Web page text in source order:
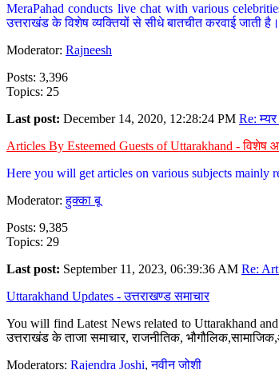
MeraPahad conducts live chat with various
उत्तराखंड के विशेष व्यक्तियों से सीधे बातचीत करवाई जाती
Moderator: Rajneesh
Posts: 3,396
Topics: 25
Last post: December 14, 2020, 12:28:24 PM Re: म्यर
Articles By Esteemed Guests of Uttarakhand - विशेष
Here you will get articles on various subjects mainly
Moderator:हुक्का बू
Posts: 9,385
Topics: 29
Last post: September 11, 2023, 06:39:36 AM Re:
Uttarakhand Updates - उत्तराखण्ड समाचार
You will find Latest News related to Uttarakhand
उत्तराखंड के ताजा समाचार, राजनीतिक,
Moderators: Rajendra Joshi,नवीन जोशी